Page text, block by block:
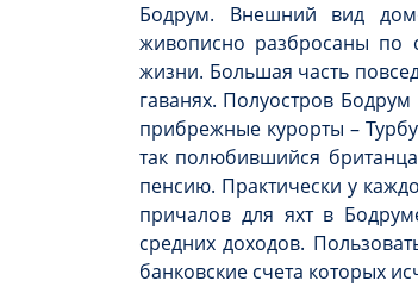
Бодрум. Внешний вид
живописно разбросаны по
жизни. Большая часть
гаванях. Полуостров
прибрежные курорты –
так полюбившийся
пенсию. Практически у
причалов для яхт в
средних доходов.
банковские счета которых